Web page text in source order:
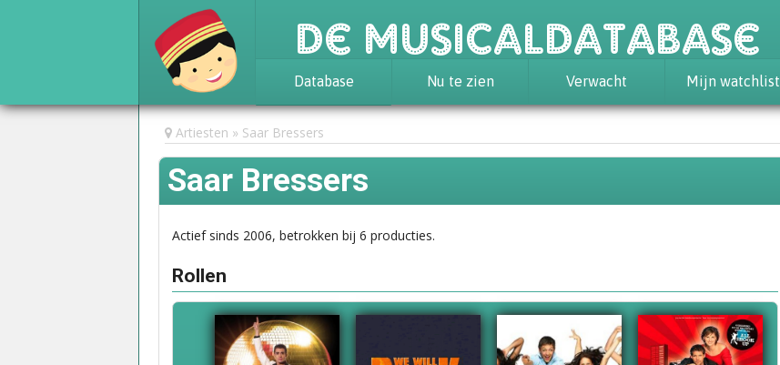
De Musicaldatabase
Database
Achtergrond
Awards
Statistieken
Nu te zien Verwacht Mijn watchlist
Artiesten Saar Bressers
Saar Bressers
Actief sinds 2006, betrokken bij 6 producties.
Rollen